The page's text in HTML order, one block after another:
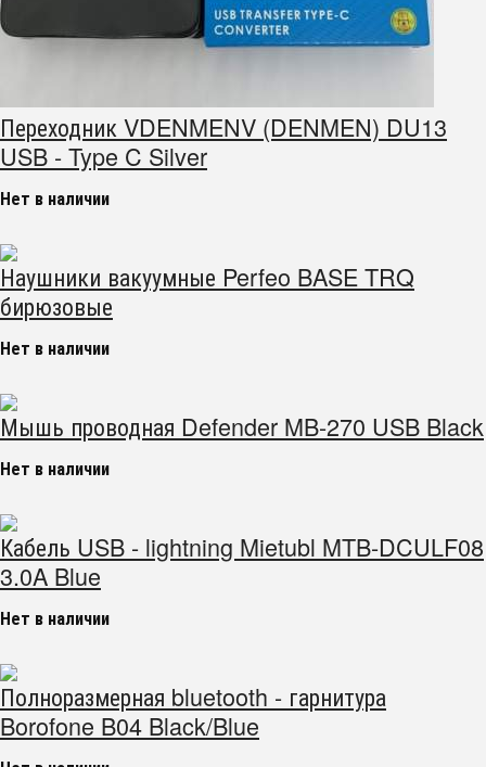
Переходник VDENMENV (DENMEN) DU13
USB - Type C Silver
Нет в наличии
Наушники вакуумные Perfeo BASE TRQ
бирюзовые
Нет в наличии
Мышь проводная Defender MB-270 USB Black
Нет в наличии
Кабель USB - lightning Mietubl MTB-DCULF08
3.0A Blue
Нет в наличии
Полноразмерная bluetooth - гарнитура
Borofone B04 Black/Blue